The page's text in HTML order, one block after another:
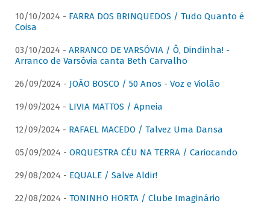
10/10/2024 - FARRA DOS BRINQUEDOS / Tudo Quanto é
Coisa
03/10/2024 - ARRANCO DE VARSÓVIA / Ô, Dindinha! -
Arranco de Varsóvia canta Beth Carvalho
26/09/2024 - JOÃO BOSCO / 50 Anos - Voz e Violão
19/09/2024 - LIVIA MATTOS / Apneia
12/09/2024 - RAFAEL MACEDO / Talvez Uma Dansa
05/09/2024 - ORQUESTRA CÉU NA TERRA / Cariocando
29/08/2024 - EQUALE / Salve Aldir!
22/08/2024 - TONINHO HORTA / Clube Imaginário